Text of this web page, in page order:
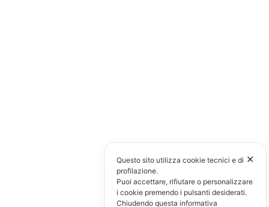
✕
Questo sito utilizza cookie tecnici e di
profilazione.
Puoi accettare, rifiutare o personalizzare
i cookie premendo i pulsanti desiderati.
Chiudendo questa informativa